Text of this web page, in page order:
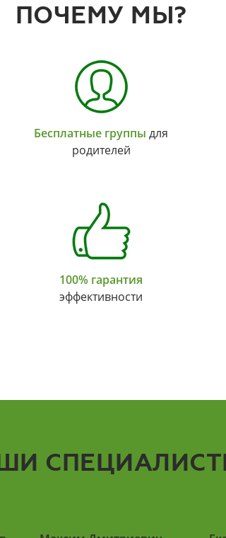
ПОЧЕМУ МЫ?
Бесплатные группы для
родителей
100% гарантия
эффективности